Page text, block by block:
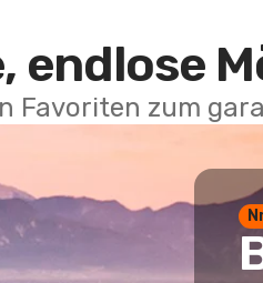
endlose
Favoriten zum